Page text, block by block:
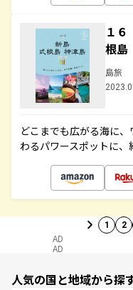
１
根
島旅
どこまでも広がる海に
わるパワースポットに、
1 2
AD
AD
人気の国と地域から探